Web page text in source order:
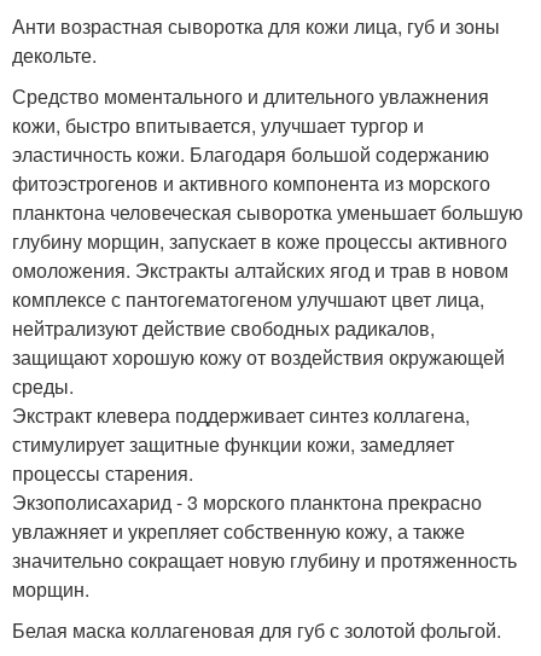
Анти возрастная сыворотка для кожи лица, губ и зоны
декольте.
Средство моментального и длительного увлажнения
кожи, быстро впитывается, улучшает тургор и
эластичность кожи. Благодаря большой содержанию
фитоэстрогенов и активного компонента из морского
планктона человеческая сыворотка уменьшает большую
глубину морщин, запускает в коже процессы активного
омоложения. Экстракты алтайских ягод и трав в новом
комплексе с пантогематогеном улучшают цвет лица,
нейтрализуют действие свободных радикалов,
защищают хорошую кожу от воздействия окружающей
среды.
Экстракт клевера поддерживает синтез коллагена,
стимулирует защитные функции кожи, замедляет
процессы старения.
Экзополисахарид - 3 морского планктона прекрасно
увлажняет и укрепляет собственную кожу, а также
значительно сокращает новую глубину и протяженность
морщин.
Белая маска коллагеновая для губ с золотой фольгой.